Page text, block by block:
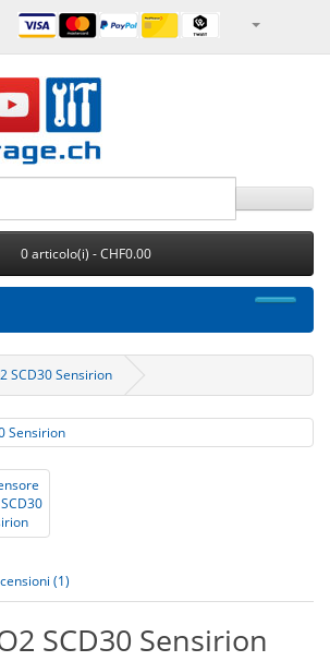
0 articolo(i) - CHF0.00
SCD30 Sensirion
(1)
SCD30 Sensirion